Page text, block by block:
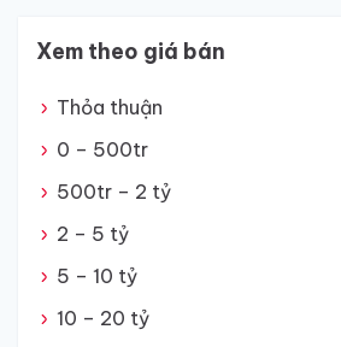
Xem theo giá bán
Thỏa thuận
0 – 500tr
500tr – 2 tỷ
2 – 5 tỷ
5 – 10 tỷ
10 – 20 tỷ